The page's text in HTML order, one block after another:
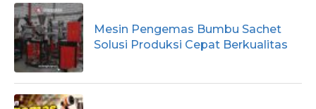
Mesin Pengemas Bumbu Sachet
Solusi Produksi Cepat Berkualitas